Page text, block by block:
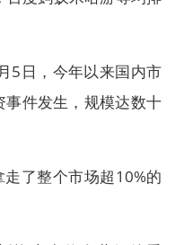
5日，今年以来国内市
件发生，规模达数十
了整个市场超10%的